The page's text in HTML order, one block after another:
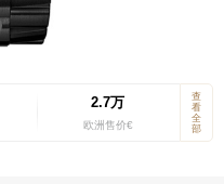
2.7万
欧洲售价€
查
看
全
部